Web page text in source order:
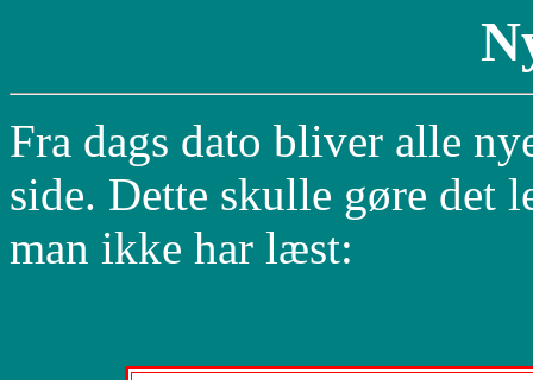
Fra dags dato bliver alle
side. Dette skulle gøre det
man ikke har læst: